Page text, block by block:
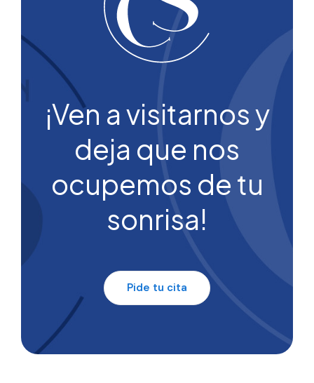
¡Ven a visitarnos y
deja que nos
ocupemos de tu
sonrisa!
Pide tu cita